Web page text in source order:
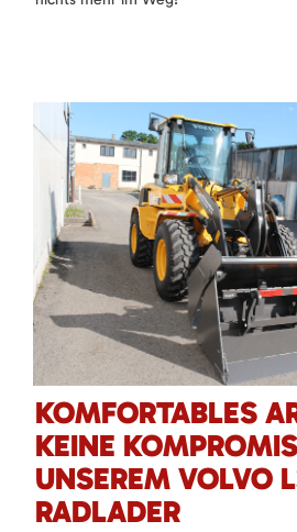
KOMFORTABLES
KEINE
UNSEREM VOLVO
RADLADER